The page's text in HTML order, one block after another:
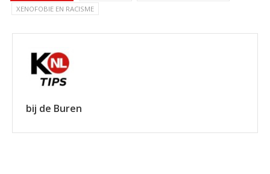
XENOFOBIE EN RACISME
bij de Buren